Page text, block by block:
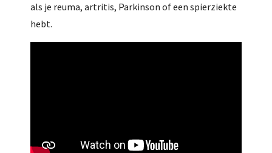
als je reuma, artritis, Parkinson of een spierziekte
hebt.